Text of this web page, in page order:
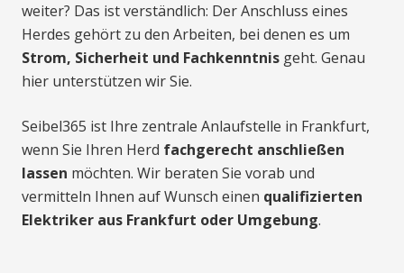
weiter? Das ist verständlich: Der Anschluss eines
Herdes gehört zu den Arbeiten, bei denen es um
Strom, Sicherheit und Fachkenntnis geht. Genau
hier unterstützen wir Sie.
Seibel365 ist Ihre zentrale Anlaufstelle in Frankfurt,
wenn Sie Ihren Herd fachgerecht anschließen
lassen möchten. Wir beraten Sie vorab und
vermitteln Ihnen auf Wunsch einen qualifizierten
Elektriker aus Frankfurt oder Umgebung.